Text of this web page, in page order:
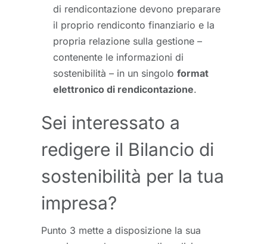
di rendicontazione devono preparare
il proprio rendiconto finanziario e la
propria relazione sulla gestione –
contenente le informazioni di
sostenibilità – in un singolo format
elettronico di rendicontazione.
Sei interessato a
redigere il Bilancio di
sostenibilità per la tua
impresa?
Punto 3 mette a disposizione la sua